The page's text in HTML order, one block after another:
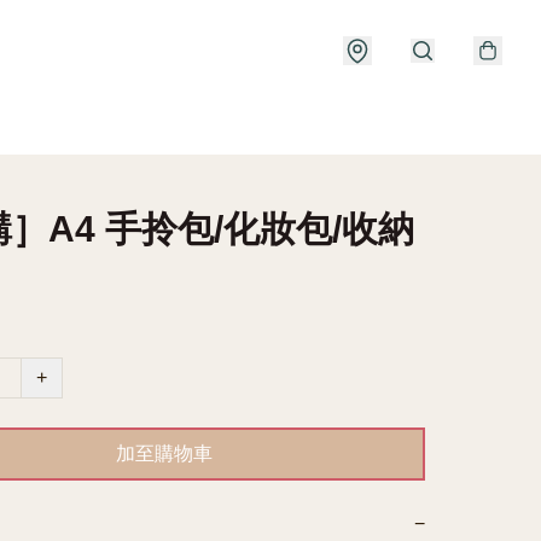
］A4 手拎包/化妝包/收納
+
加至購物車
−